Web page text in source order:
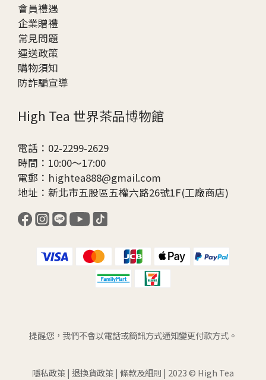
會員禮遇
企業贈禮
常見問題
運送政策
購物須知
防詐騙宣導
High Tea 世界茶品博物館
電話：02-2299-2629
時間：10:00～17:00
電郵：hightea888@gmail.com
地址：新北市五股區五權六路26號1F(工廠商店)
提醒您，我們不會以電話或簡訊方式通知變更付款方式。
隱私政策| 退換貨政策| 條款及細則 | 2023 © High Tea